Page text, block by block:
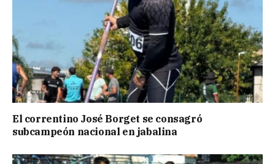
El correntino José Borget se consagró
subcampeón nacional en jabalina